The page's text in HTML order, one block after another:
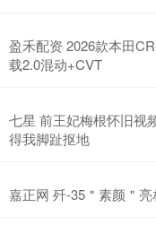
盈禾配资 2026款本田
载2.0混动+CVT
七星 前王妃梅根怀旧视
得我脚趾抠地
嘉正网 歼-35＂素颜＂